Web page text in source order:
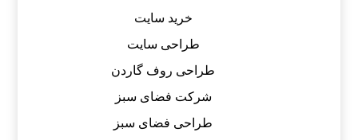
خرید سایت
طراحی سایت
طراحی روف گاردن
شرکت فضای سبز
طراحی فضای سبز